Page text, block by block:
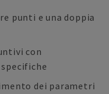
punti e una doppia
con
dei parametri